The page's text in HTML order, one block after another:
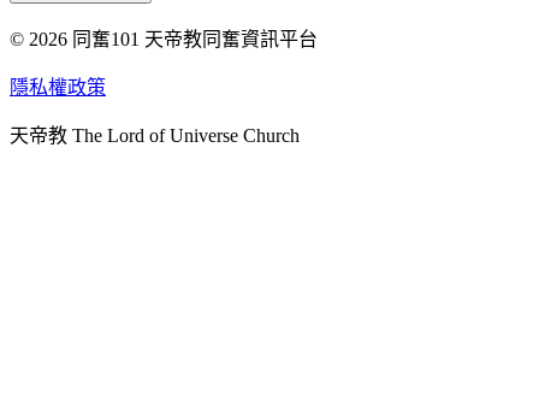
天人研究總院
天人研究學院
天人炁功院
© 2026 同奮101 天帝教同奮資訊平台
隱私權政策
天帝教 The Lord of Universe Church